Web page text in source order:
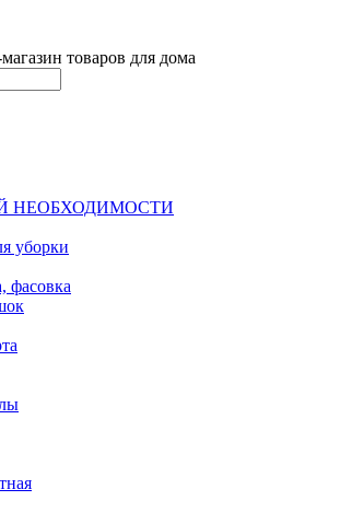
товаров для дома
НЕОБХОДИМОСТИ
уборки
фасовка